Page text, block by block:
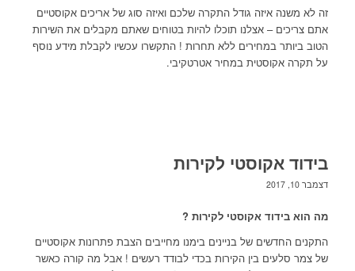
זה לא משנה איזה גודל התקרה שלכם ואיזה סוג של אריכים אקוסטיים
אתם צריכים – אצלנו תוכלו להיות בטוחים שאתם מקבלים את השירות
הטוב ביותר במחירים ללא תחרות ! התקשרו עכשיו לקבלת מידע נוסף
על תקרה אקוסטית במחיר אטרטקיבי.
בידוד אקוסטי לקירות
דצמבר 10, 2017
מה הוא בידוד אקוסטי לקירות ?
התקנים החדשים של בניינים בימנו מחייבים הצבת פתרונות אקוסטיים
של צמר סלעים בין הקירות בכדי לבודד רעשים ! אבל מה קורה כאשר